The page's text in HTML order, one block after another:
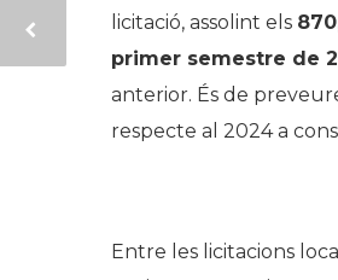
licitació, assolint els
primer semestre de
anterior. És de
respecte al 2024 a
Entre les licitacions